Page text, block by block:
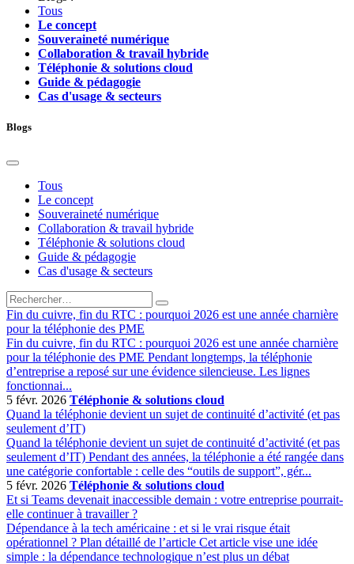
Tous
Le concept
Souveraineté numérique
Collaboration & travail hybride
Téléphonie & solutions cloud
Guide & pédagogie
Cas d'usage & secteurs
Blogs
Tous
Le concept
Souveraineté numérique
Collaboration & travail hybride
Téléphonie & solutions cloud
Guide & pédagogie
Cas d'usage & secteurs
Fin du cuivre, fin du RTC : pourquoi 2026 est une année charnière
pour la téléphonie des PME
Fin du cuivre, fin du RTC : pourquoi 2026 est une année charnière
pour la téléphonie des PME Pendant longtemps, la téléphonie
d’entreprise a reposé sur une évidence silencieuse. Les lignes
fonctionnai...
5 févr. 2026 Téléphonie & solutions cloud
Quand la téléphonie devient un sujet de continuité d’activité (et pas
seulement d’IT)
Quand la téléphonie devient un sujet de continuité d’activité (et pas
seulement d’IT) Pendant des années, la téléphonie a été rangée dans
une catégorie confortable : celle des “outils de support”, gér...
5 févr. 2026 Téléphonie & solutions cloud
Et si Teams devenait inaccessible demain : votre entreprise pourrait-
elle continuer à travailler ?
Dépendance à la tech américaine : et si le vrai risque était
opérationnel ? Plan détaillé de l’article Cet article vise une idée
simple : la dépendance technologique n’est plus un débat